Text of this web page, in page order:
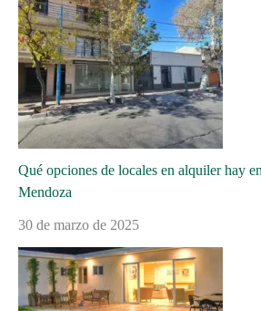
Qué opciones de locales en alquiler hay
Mendoza
30 de marzo de 2025